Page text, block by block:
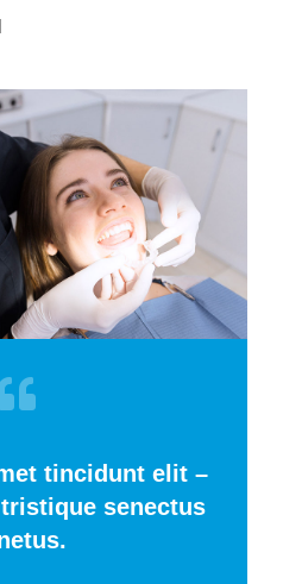
tincidunt elit –
senectus